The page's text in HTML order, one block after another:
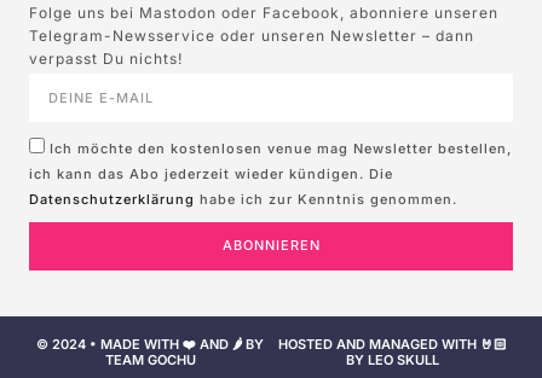
Folge uns bei Mastodon oder Facebook, abonniere unseren
Telegram-Newsservice oder unseren Newsletter – dann
verpasst Du nichts!
Ich möchte den kostenlosen venue mag Newsletter bestellen,
ich kann das Abo jederzeit wieder kündigen. Die
Datenschutzerklärung habe ich zur Kenntnis genommen.
ABONNIEREN
© 2024 • MADE WITH ❤️ AND 🌶️ BY
TEAM GOCHU
HOSTED AND MANAGED WITH 🤘🏻
BY LEO SKULL